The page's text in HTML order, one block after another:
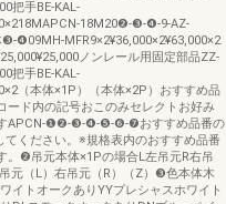
把手BE-KAL-
18M20❷-❸-❹-9-AZ-
❸-❹09MH-MFR9×2¥36,000×2¥63,000×2
ノンレール用固定部品ZZ-
把手BE-KAL-
（本体×1P）（本体×2P）おすすめ品
ード内の記号おこのみセレクトお好み
すAPCN-❶❷-❸-❹-❺-❻-❼おすすめ品番の
ください。※規格表内のおすすめ品番
。❷吊元本体×1Pの場合L左吊元R右吊
元（L）右吊元（R）（Z）❸色本体木
イトオークありYYプレシャスホワイト